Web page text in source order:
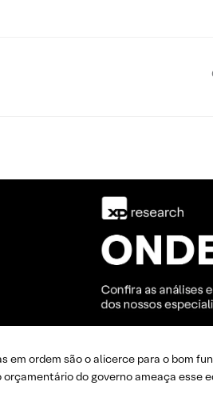
em ordem são o alicerce para o bom
orçamentário do governo ameaça esse